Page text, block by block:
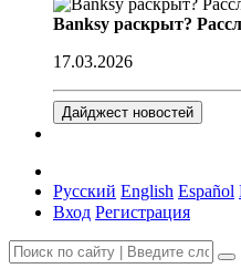
Banksy раскрыт?
17.03.2026
Дайджест новостей
Русский English Español
Вход Регистрация